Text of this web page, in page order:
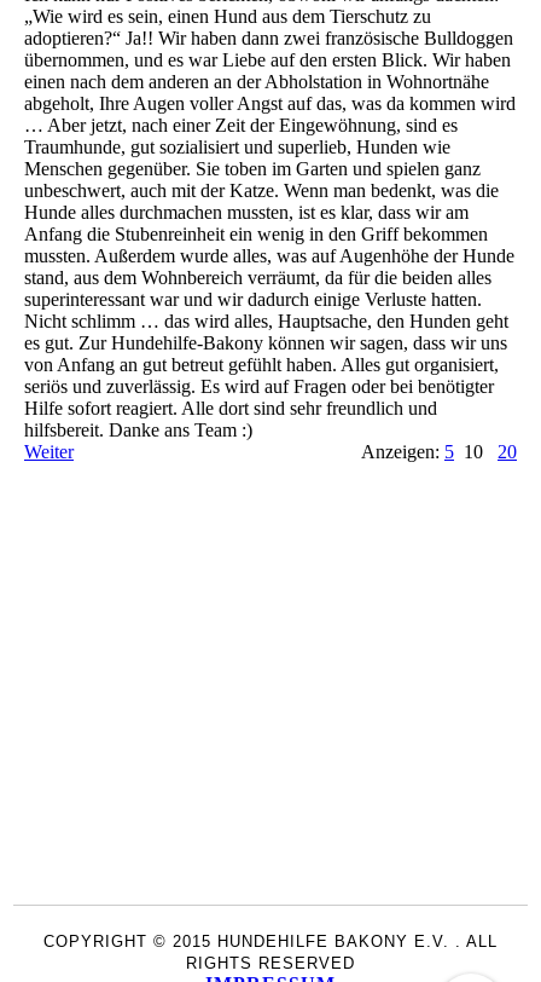
„Wie wird es sein, einen Hund aus dem Tierschutz zu
adoptieren?“ Ja!! Wir haben dann zwei französische Bulldoggen
übernommen, und es war Liebe auf den ersten Blick. Wir haben
einen nach dem anderen an der Abholstation in Wohnortnähe
abgeholt, Ihre Augen voller Angst auf das, was da kommen wird
… Aber jetzt, nach einer Zeit der Eingewöhnung, sind es
Traumhunde, gut sozialisiert und superlieb, Hunden wie
Menschen gegenüber. Sie toben im Garten und spielen ganz
unbeschwert, auch mit der Katze. Wenn man bedenkt, was die
Hunde alles durchmachen mussten, ist es klar, dass wir am
Anfang die Stubenreinheit ein wenig in den Griff bekommen
mussten. Außerdem wurde alles, was auf Augenhöhe der Hunde
stand, aus dem Wohnbereich verräumt, da für die beiden alles
superinteressant war und wir dadurch einige Verluste hatten.
Nicht schlimm … das wird alles, Hauptsache, den Hunden geht
es gut. Zur Hundehilfe-Bakony können wir sagen, dass wir uns
von Anfang an gut betreut gefühlt haben. Alles gut organisiert,
seriös und zuverlässig. Es wird auf Fragen oder bei benötigter
Hilfe sofort reagiert. Alle dort sind sehr freundlich und
hilfsbereit. Danke ans Team :)
Weiter
Anzeigen: 5 10 20
COPYRIGHT © 2015 HUNDEHILFE BAKONY E.V. . ALL
RIGHTS RESERVED